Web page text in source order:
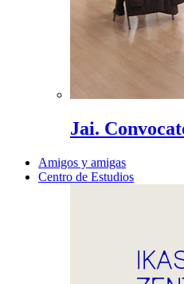
Jai.
Amigos y amigas
Centro de Estudios